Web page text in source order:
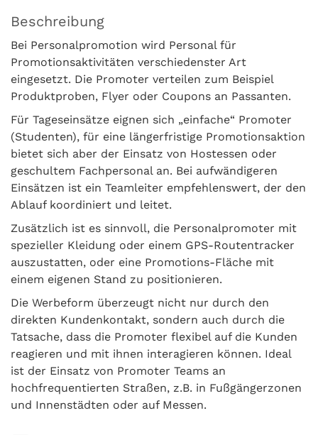
Beschreibung
Bei Personalpromotion wird Personal für
Promotionsaktivitäten verschiedenster Art
eingesetzt. Die Promoter verteilen zum Beispiel
Produktproben, Flyer oder Coupons an Passanten.
Für Tageseinsätze eignen sich „einfache“ Promoter
(Studenten), für eine längerfristige Promotionsaktion
bietet sich aber der Einsatz von Hostessen oder
geschultem Fachpersonal an. Bei aufwändigeren
Einsätzen ist ein Teamleiter empfehlenswert, der den
Ablauf koordiniert und leitet.
Zusätzlich ist es sinnvoll, die Personalpromoter mit
spezieller Kleidung oder einem GPS-Routentracker
auszustatten, oder eine Promotions-Fläche mit
einem eigenen Stand zu positionieren.
Die Werbeform überzeugt nicht nur durch den
direkten Kundenkontakt, sondern auch durch die
Tatsache, dass die Promoter flexibel auf die Kunden
reagieren und mit ihnen interagieren können. Ideal
ist der Einsatz von Promoter Teams an
hochfrequentierten Straßen, z.B. in Fußgängerzonen
und Innenstädten oder auf Messen.